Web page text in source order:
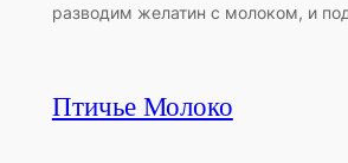
разводим желатин с молоком, и
Птичье Молоко